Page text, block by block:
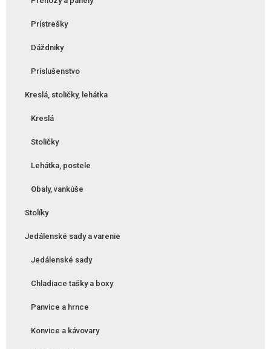
Prístrešky
Dáždniky
Príslušenstvo
Kreslá, stoličky, lehátka
Kreslá
Stoličky
Lehátka, postele
Obaly, vankúše
Stolíky
Jedálenské sady a varenie
Jedálenské sady
Chladiace tašky a boxy
Panvice a hrnce
Konvice a kávovary